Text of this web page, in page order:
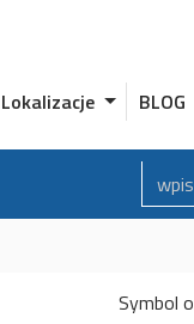
Lokalizacje BLOG
Symbol